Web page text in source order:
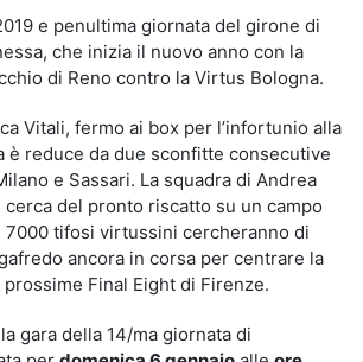
e penultima giornata del girone di
che inizia il nuovo anno con la
di Reno contro la Virtus Bologna.
Vitali, fermo ai box per l’infortunio alla
è reduce da due sconfitte consecutive
e Sassari. La squadra di Andrea
cerca del pronto riscatto su un campo
tifosi virtussini cercheranno di
ancora in corsa per centrare la
Final Eight di Firenze.
gara della 14/ma giornata di